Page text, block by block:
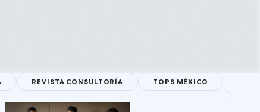
REVISTA CONSULTORÍA TOPS MÉXICO